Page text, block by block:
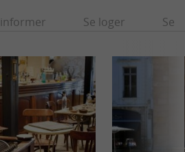
Se loger Se